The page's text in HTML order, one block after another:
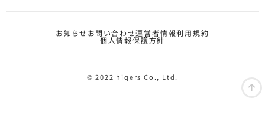
お知らせ お問い合わせ運営者情報利用規約
個人情報保護方針
© 2022 hiqers Co., Ltd.